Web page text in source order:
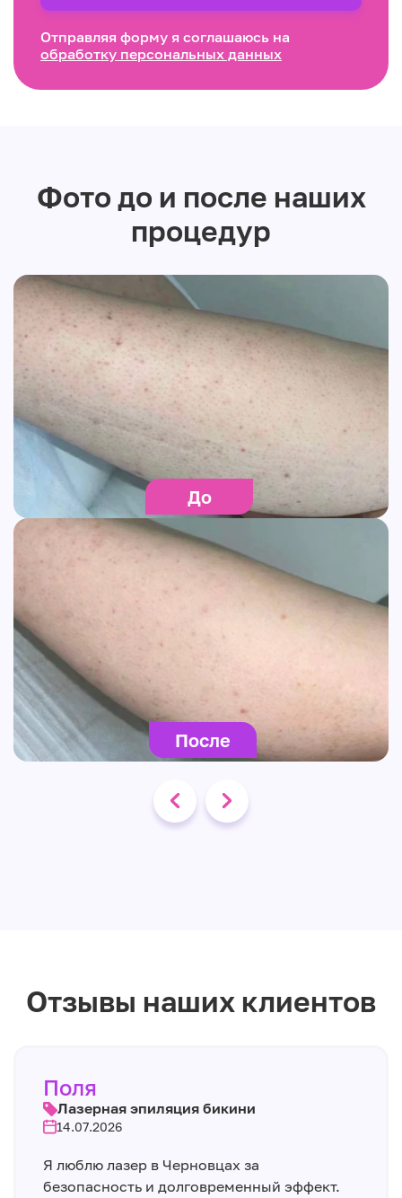
Отправляя форму я соглашаюсь на
обработку персональных данных
Фото до и после наших
процедур
До
После
Отзывы наших клиентов
Поля
Лазерная эпиляция бикини
14.07.2026
Я люблю лазер в Черновцах за
безопасность и долговременный эффект.